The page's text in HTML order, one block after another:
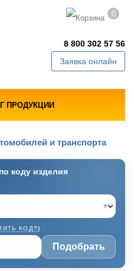
0
8 800 302 57 56
Заявка онлайн
ПРОДУКЦИИ
и транспорта
коду изделия
▾
КОД?)
Подобрать